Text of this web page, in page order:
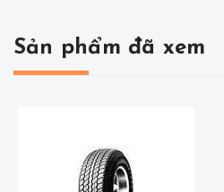
Sản phẩm đã xem